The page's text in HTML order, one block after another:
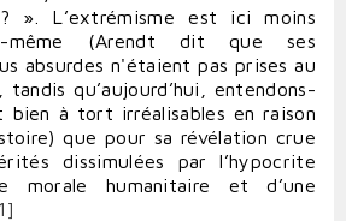
». L’extrémisme est ici moins
même (Arendt dit que ses
absurdes n'étaient pas prises au
qu’aujourd’hui, entendons-
bien à tort irréalisables en raison
que pour sa révélation crue
dissimulées par l’hypocrite
morale humanitaire et d’une